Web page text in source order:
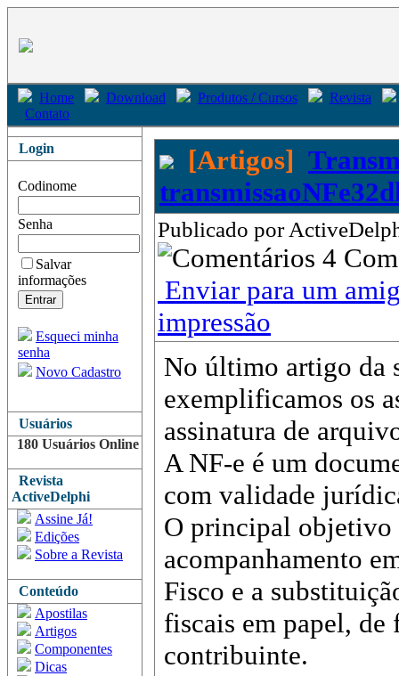
Home Download Produtos / Cursos
Revista
Contato
Login
Codinome
Senha
Salvar
informações
Esqueci minha
senha
Novo Cadastro
Usuários
180 Usuários Online
Revista
ActiveDelphi
Assine Já!
Edições
Sobre a Revista
Conteúdo
Apostilas
Artigos
Componentes
Dicas
[Artigos]
Publicado por
4
Enviar para um
impressão
No último artigo da
exemplificamos os
assinatura de
A NF-e é um
com validade
O principal objetivo
acompanhamento
Fisco e a
fiscais em papel,
contribuinte.